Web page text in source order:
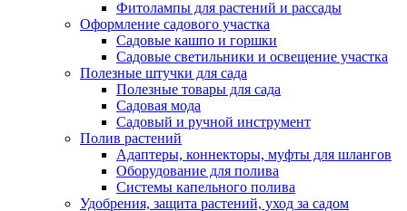
Фитолампы для растений и рассады
Оформление садового участка
Садовые кашпо и горшки
Садовые светильники и освещение участка
Полезные штучки для сада
Полезные товары для сада
Садовая мода
Садовый и ручной инструмент
Полив растений
Адаптеры, коннекторы, муфты для шлангов
Оборудование для полива
Системы капельного полива
Удобрения, защита растений, уход за садом